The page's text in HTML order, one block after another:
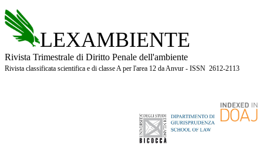
LEXAMBIENTE
Rivista Trimestrale di Diritto Penale dell'ambiente
Rivista classificata scientifica e di classe A per l'area 12 da Anvur - ISSN 2612-2113